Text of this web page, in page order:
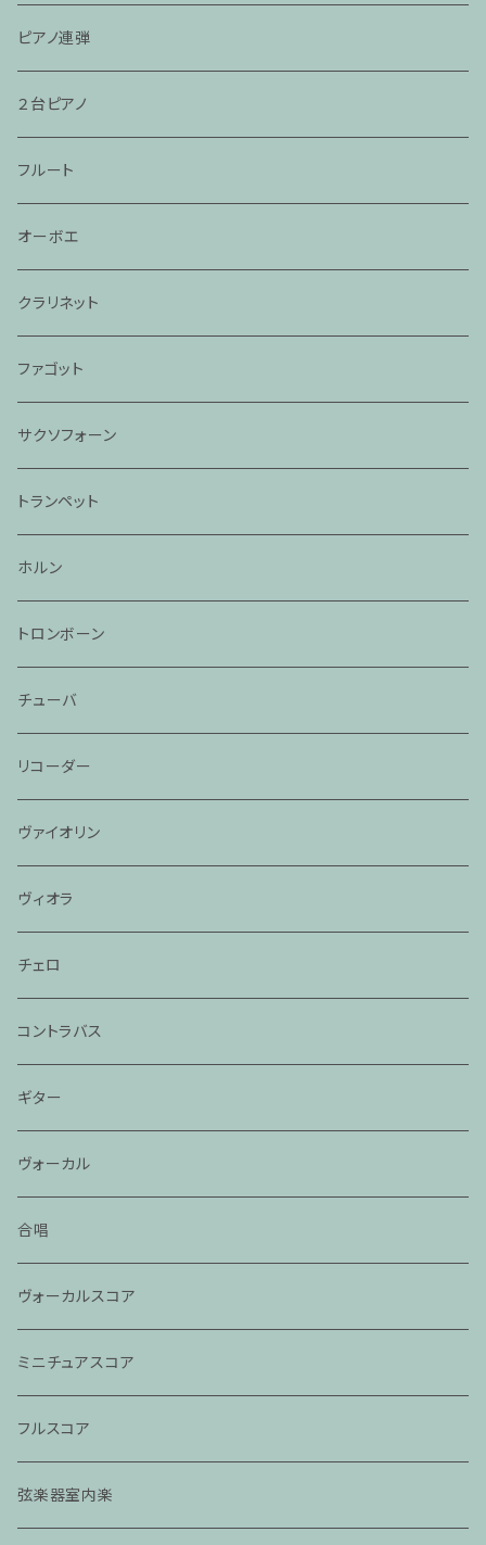
ピアノ連弾
２台ピアノ
フルート
オーボエ
クラリネット
ファゴット
サクソフォーン
トランペット
ホルン
トロンボーン
チューバ
リコーダー
ヴァイオリン
ヴィオラ
チェロ
コントラバス
ギター
ヴォーカル
合唱
ヴォーカルスコア
ミニチュアスコア
フルスコア
弦楽器室内楽